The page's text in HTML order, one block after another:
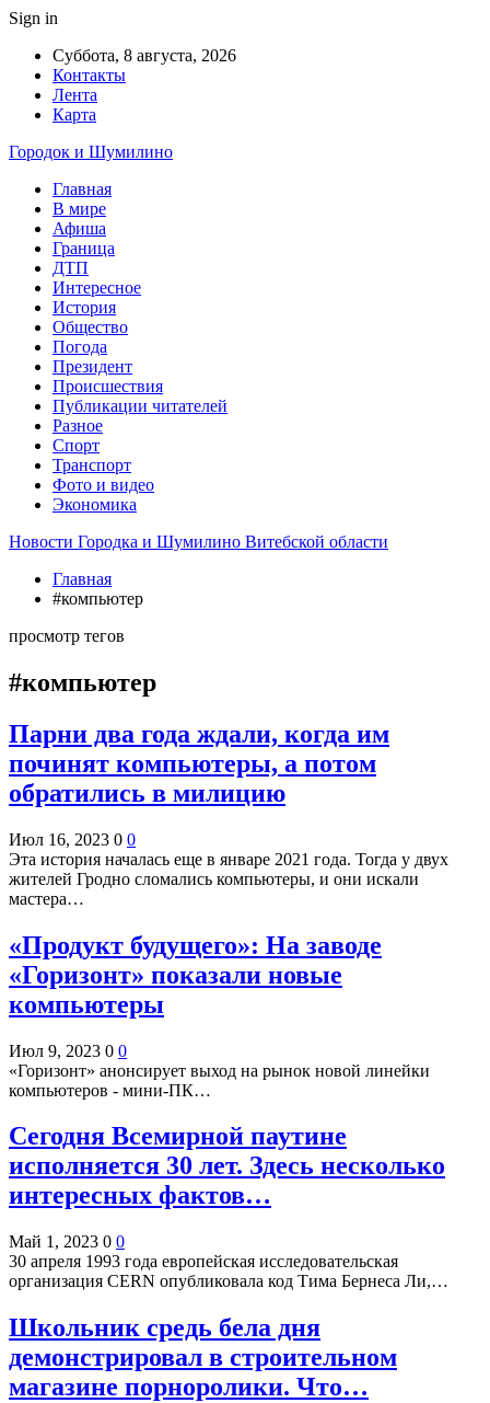
Sign in
Суббота, 8 августа, 2026
Контакты
Лента
Карта
Городок и Шумилино
Главная
В мире
Афиша
Граница
ДТП
Интересное
История
Общество
Погода
Президент
Происшествия
Публикации читателей
Разное
Спорт
Транспорт
Фото и видео
Экономика
Новости Городка и Шумилино Витебской области
Главная
#компьютер
просмотр тегов
#компьютер
Парни два года ждали, когда им
починят компьютеры, а потом
обратились в милицию
Июл 16, 2023 0 0
Эта история началась еще в январе 2021 года. Тогда у двух
жителей Гродно сломались компьютеры, и они искали
мастера…
«Продукт будущего»: На заводе
«Горизонт» показали новые
компьютеры
Июл 9, 2023 0 0
«Горизонт» анонсирует выход на рынок новой линейки
компьютеров - мини-ПК…
Сегодня Всемирной паутине
исполняется 30 лет. Здесь несколько
интересных фактов…
Май 1, 2023 0 0
30 апреля 1993 года европейская исследовательская
организация CERN опубликовала код Тима Бернеса Ли,…
Школьник средь бела дня
демонстрировал в строительном
магазине порноролики. Что…